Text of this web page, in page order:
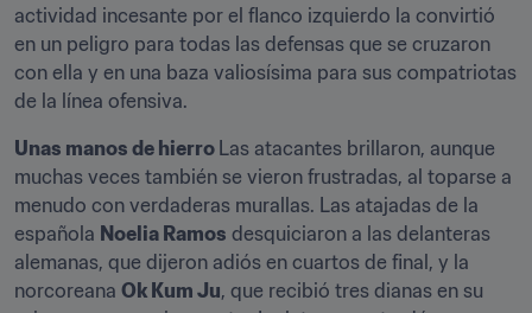
actividad incesante por el flanco izquierdo la convirtió
en un peligro para todas las defensas que se cruzaron
con ella y en una baza valiosísima para sus compatriotas
de la línea ofensiva.
Unas manos de hierro Las atacantes brillaron, aunque
muchas veces también se vieron frustradas, al toparse a
menudo con verdaderas murallas. Las atajadas de la
española Noelia Ramos desquiciaron a las delanteras
alemanas, que dijeron adiós en cuartos de final, y la
norcoreana Ok Kum Ju, que recibió tres dianas en su